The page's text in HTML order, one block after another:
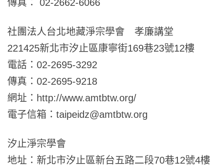
傳真： 02-2662-6066
社團法人台北地藏淨宗學會 孝廉講堂
221425新北市汐止區康寧街169巷23號12樓
電話：02-2695-3292
傳真：02-2695-9218
網址：http://www.amtbtw.org/
電子信箱：taipeidz@amtbtw.org
汐止淨宗學會
地址：新北市汐止區新台五路二段70巷12號4樓